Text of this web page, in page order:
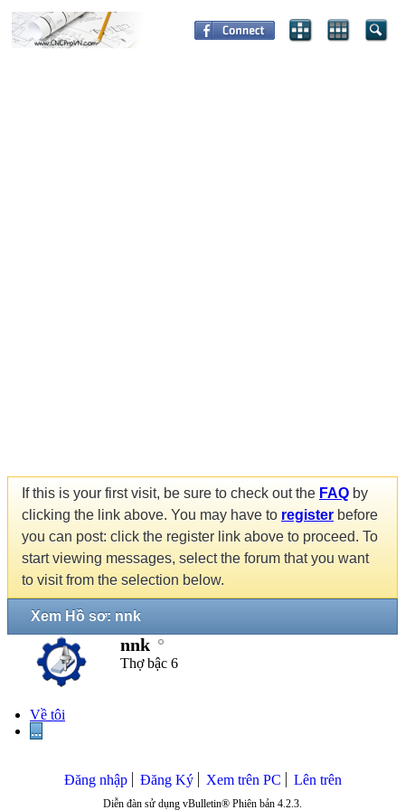
If this is your first visit, be sure to check out the FAQ by
clicking the link above. You may have to register before
you can post: click the register link above to proceed. To
start viewing messages, select the forum that you want
to visit from the selection below.
Xem Hồ sơ: nnk
nnk
Thợ bậc 6
Về tôi
...
Đăng nhập Đăng Ký Xem trên PC Lên trên
Diễn đàn sử dụng vBulletin® Phiên bản 4.2.3.